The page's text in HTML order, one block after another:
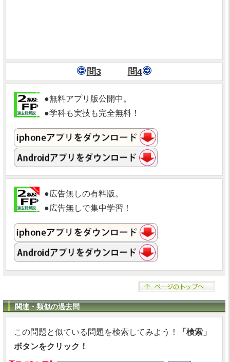
問3 問4
●無料アプリ版公開中。
●学科も実技も完全無料！
●広告無しの有料版。
●広告無しで集中学習！
関連・類似の過去問
この問題と似ている問題を検索してみよう！
「検索」
ボタンをクリック！